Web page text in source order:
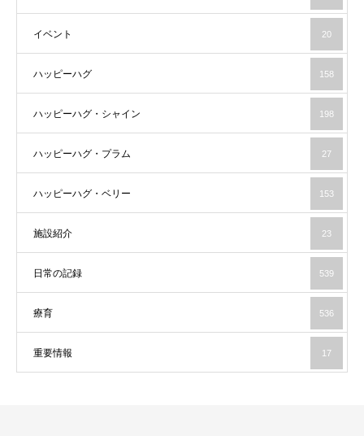
イベント 20
ハッピーハグ 158
ハッピーハグ・シャイン 198
ハッピーハグ・プラム 27
ハッピーハグ・ベリー 153
施設紹介 23
日常の記録 539
療育 536
重要情報 17